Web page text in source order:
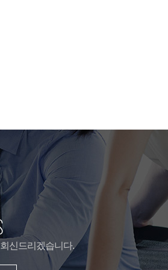
신드리겠습니다.